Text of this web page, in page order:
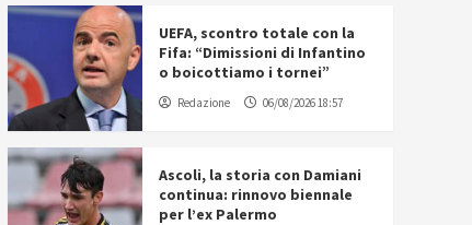
UEFA, scontro totale con la
Fifa: “Dimissioni di Infantino
o boicottiamo i tornei”
Redazione 06/08/2026 18:57
Ascoli, la storia con Damiani
continua: rinnovo biennale
per l’ex Palermo